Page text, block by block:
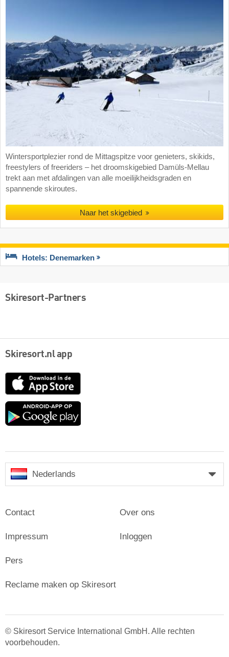
Wintersportplezier rond de Mittagspitze voor genieters, skikids,
freestylers of freeriders – het droomskigebied Damüls-Mellau
trekt aan met afdalingen van alle moeilijkheidsgraden en
spannende skiroutes.
Naar het skigebied
Hotels: Denemarken
Skiresort-Partners
Skiresort.nl app
App
Google
Nederlands
Contact
Impressum
Pers
Over ons
Inloggen
Reclame maken op Skiresort
© Skiresort Service International GmbH. Alle rechten
voorbehouden.